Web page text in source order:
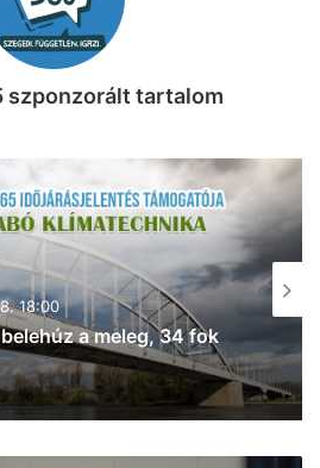
szponzorált tartalom
17:43
Szeged- Baktón –
a tűz (frissítve!)